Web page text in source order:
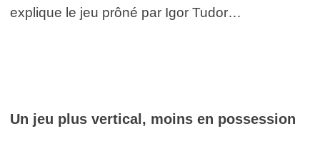
explique le jeu prôné par Igor Tudor…
Un jeu plus vertical, moins en possession